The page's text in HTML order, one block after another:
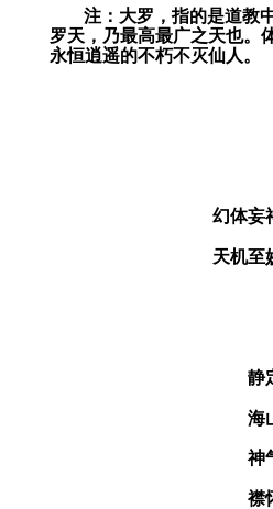
注： 大罗，指的是道教
罗天，乃最高最广之天也。
永恒逍遥的不朽不灭仙人。
幻体妄
天机至
静
海
神
襟